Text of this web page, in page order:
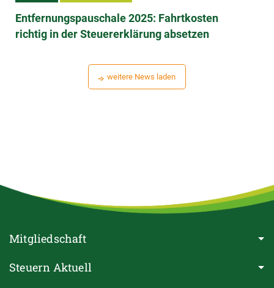
Entfernungspauschale 2025: Fahrtkosten
richtig in der Steuererklärung absetzen
weitere News laden
Mitgliedschaft
Steuern Aktuell